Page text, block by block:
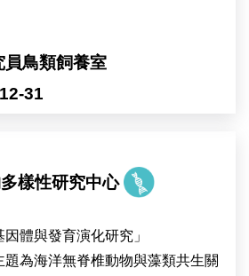
鳥類飼養室
31
樣性研究中心
因體與發育演化研究」
為海洋無脊椎動物與藻類共生關